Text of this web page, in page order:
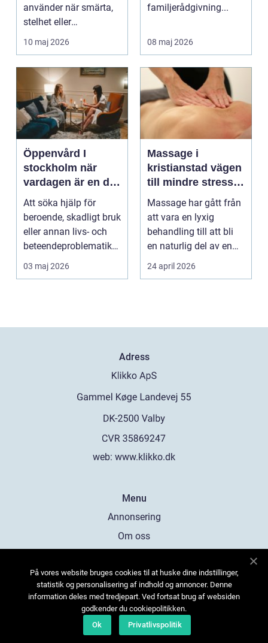
använder när smärta,
stelhet eller
återkommande värk
börjar...
10 maj 2026
familjerådgivning...
08 maj 2026
Öppenvård I
stockholm när
vardagen är en del
av behandlingen
Att söka hjälp för
beroende, skadligt bruk
eller annan livs- och
beteendeproblematik
är ett stort st...
03 maj 2026
Massage i
kristianstad vägen
till mindre stress
och mer energi i
vardagen
Massage har gått från
att vara en lyxig
behandling till att bli
en naturlig del av en
hållbar livsst...
24 april 2026
Adress
web: www.klikko.dk
Menu
Annonsering
Om oss
Kontakta oss
Sitemap
På vores website bruges cookies til at huske dine indstillinger,
statistik og personalisering af indhold og annoncer. Denne
information deles med tredjepart. Ved fortsat brug af websiden
godkender du cookiepolitikken.
Ok
Privatlivspolitik